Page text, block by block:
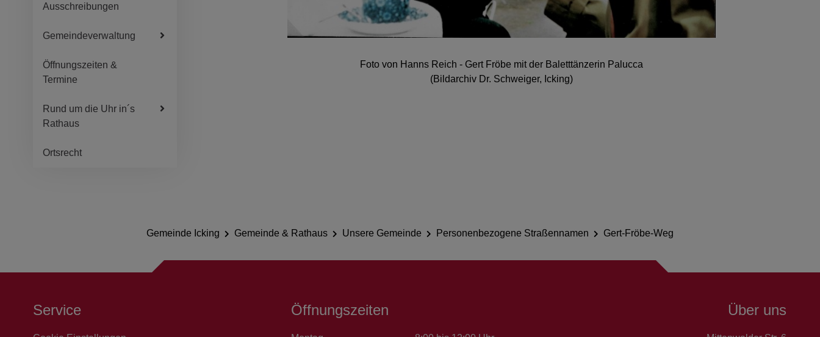
Ausschreibungen
Gemeindeverwaltung
Öffnungszeiten &
Termine
Rund um die Uhr in´s
Rathaus
Ortsrecht
Foto von Hanns Reich - Gert Fröbe mit der Baletttänzerin Palucca
(Bildarchiv Dr. Schweiger, Icking)
Gemeinde Icking Gemeinde & Rathaus Unsere Gemeinde Personenbezogene Straßennamen Gert-Fröbe-Weg
Service Öffnungszeiten Über uns